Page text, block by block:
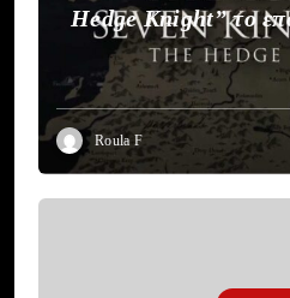
Hedge Knight” το
Roula F